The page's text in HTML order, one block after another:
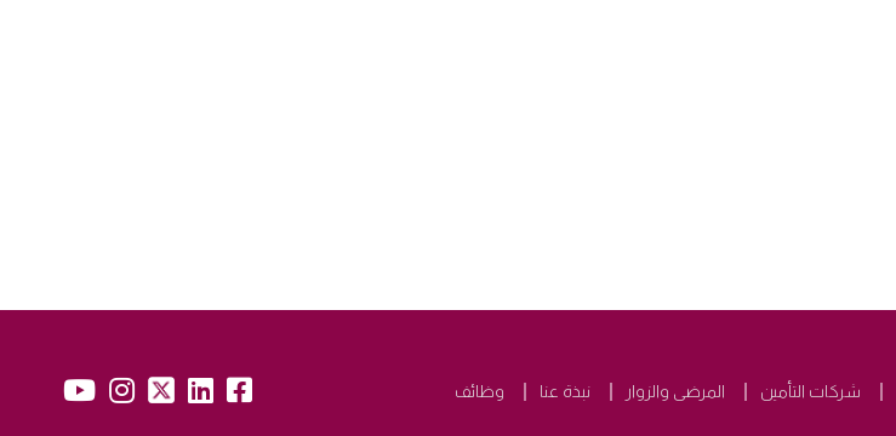
شركات التأمين المرضى والزوار نبذة عنا وظائف fb:
lk:
tw:
insta:
yb: